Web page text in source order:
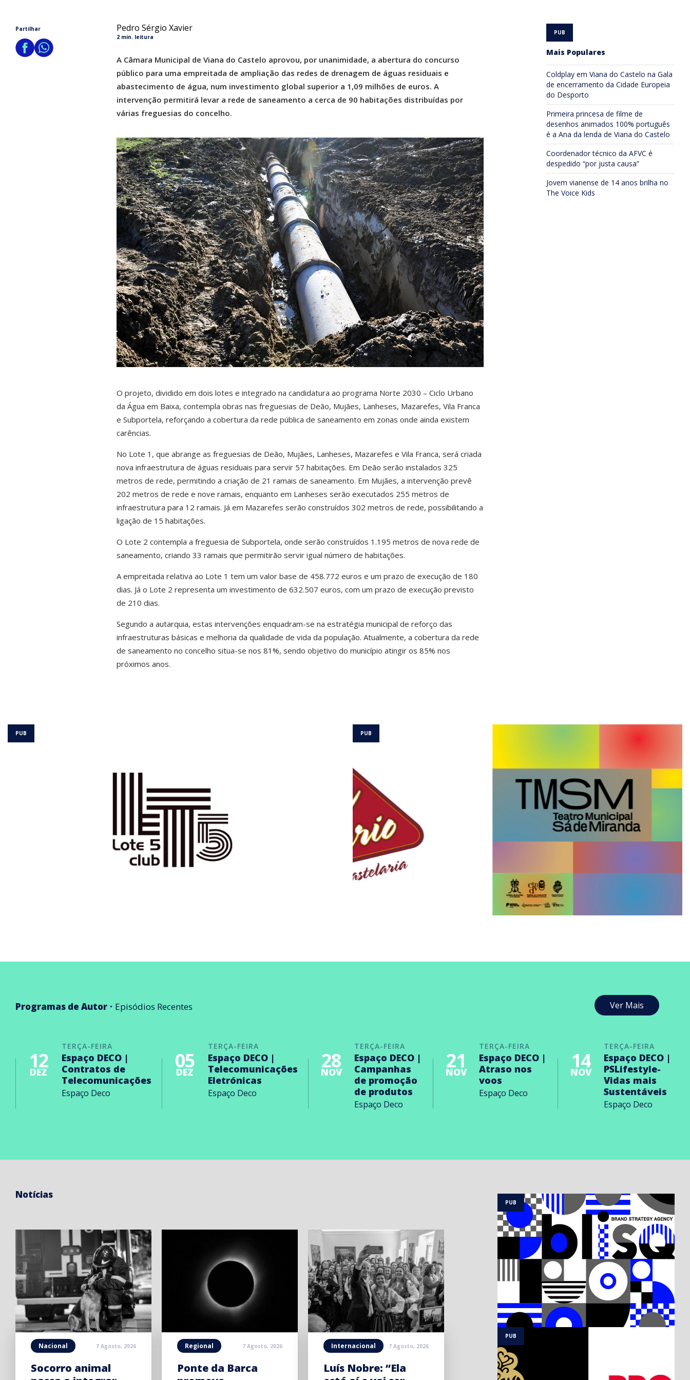
Partilhar Pedro Sérgio Xavier
2 min. leitura
A Câmara Municipal de Viana do Castelo aprovou, por unanimidade, a abertura do concurso
público para uma empreitada de ampliação das redes de drenagem de águas residuais e
abastecimento de água, num investimento global superior a 1,09 milhões de euros. A
intervenção permitirá levar a rede de saneamento a cerca de 90 habitações distribuídas por
várias freguesias do concelho.
O projeto, dividido em dois lotes e integrado na candidatura ao programa Norte 2030 – Ciclo Urbano
da Água em Baixa, contempla obras nas freguesias de Deão, Mujães, Lanheses, Mazarefes, Vila Franca
e Subportela, reforçando a cobertura da rede pública de saneamento em zonas onde ainda existem
carências.
No Lote 1, que abrange as freguesias de Deão, Mujães, Lanheses, Mazarefes e Vila Franca, será criada
nova infraestrutura de águas residuais para servir 57 habitações. Em Deão serão instalados 325
metros de rede, permitindo a criação de 21 ramais de saneamento. Em Mujães, a intervenção prevê
202 metros de rede e nove ramais, enquanto em Lanheses serão executados 255 metros de
infraestrutura para 12 ramais. Já em Mazarefes serão construídos 302 metros de rede, possibilitando a
ligação de 15 habitações.
O Lote 2 contempla a freguesia de Subportela, onde serão construídos 1.195 metros de nova rede de
saneamento, criando 33 ramais que permitirão servir igual número de habitações.
A empreitada relativa ao Lote 1 tem um valor base de 458.772 euros e um prazo de execução de 180
dias. Já o Lote 2 representa um investimento de 632.507 euros, com um prazo de execução previsto
de 210 dias.
Segundo a autarquia, estas intervenções enquadram-se na estratégia municipal de reforço das
infraestruturas básicas e melhoria da qualidade de vida da população. Atualmente, a cobertura da rede
de saneamento no concelho situa-se nos 81%, sendo objetivo do município atingir os 85% nos
próximos anos.
Mais Populares
Coldplay em Viana do Castelo na Gala
de encerramento da Cidade Europeia
do Desporto
Primeira princesa de filme de
desenhos animados 100% português
é a Ana da lenda de Viana do Castelo
Coordenador técnico da AFVC é
despedido “por justa causa”
Jovem vianense de 14 anos brilha no
The Voice Kids
Programas de Autor Episódios Recentes Ver Mais
TERÇA-FEIRA
12
DEZ
Espaço DECO |
Contratos de
Telecomunicações
Espaço Deco
TERÇA-FEIRA
05
DEZ
Espaço DECO |
Telecomunicações
Eletrónicas
Espaço Deco
TERÇA-FEIRA
28
NOV
Espaço DECO |
Campanhas
de promoção
de produtos
Espaço Deco
TERÇA-FEIRA
21
NOV
Espaço DECO |
Atraso nos
voos
Espaço Deco
TERÇA-FEIRA
14
NOV
Espaço DECO |
PSLifestyle-
Vidas mais
Sustentáveis
Espaço Deco
Notícias
Nacional 7 Agosto, 2026
Socorro animal
Regional 7 Agosto, 2026
Ponte da Barca
Internacional 7 Agosto, 2026
Luís Nobre: “Ela